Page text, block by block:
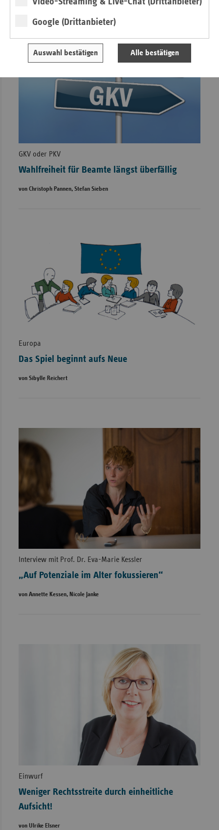
Google (Drittanbieter)
Auswahl bestätigen Alle bestätigen
GKV oder PKV
Wahlfreiheit für Beamte längst überfällig
von Christoph Pannen, Stefan Sieben
Europa
Das Spiel beginnt aufs Neue
von Sibylle Reichert
Interview mit Prof. Dr. Eva-Marie Kessler
„Auf Potenziale im Alter fokussieren“
von Annette Kessen, Nicole Janke
Einwurf
Weniger Rechtsstreite durch einheitliche
Aufsicht!
von Ulrike Elsner